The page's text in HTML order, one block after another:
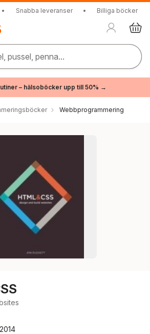
• Snabba leveranser • Billiga böcker
pussel, penna...
– hälsoböcker upp till 50% →
Webbprogrammering